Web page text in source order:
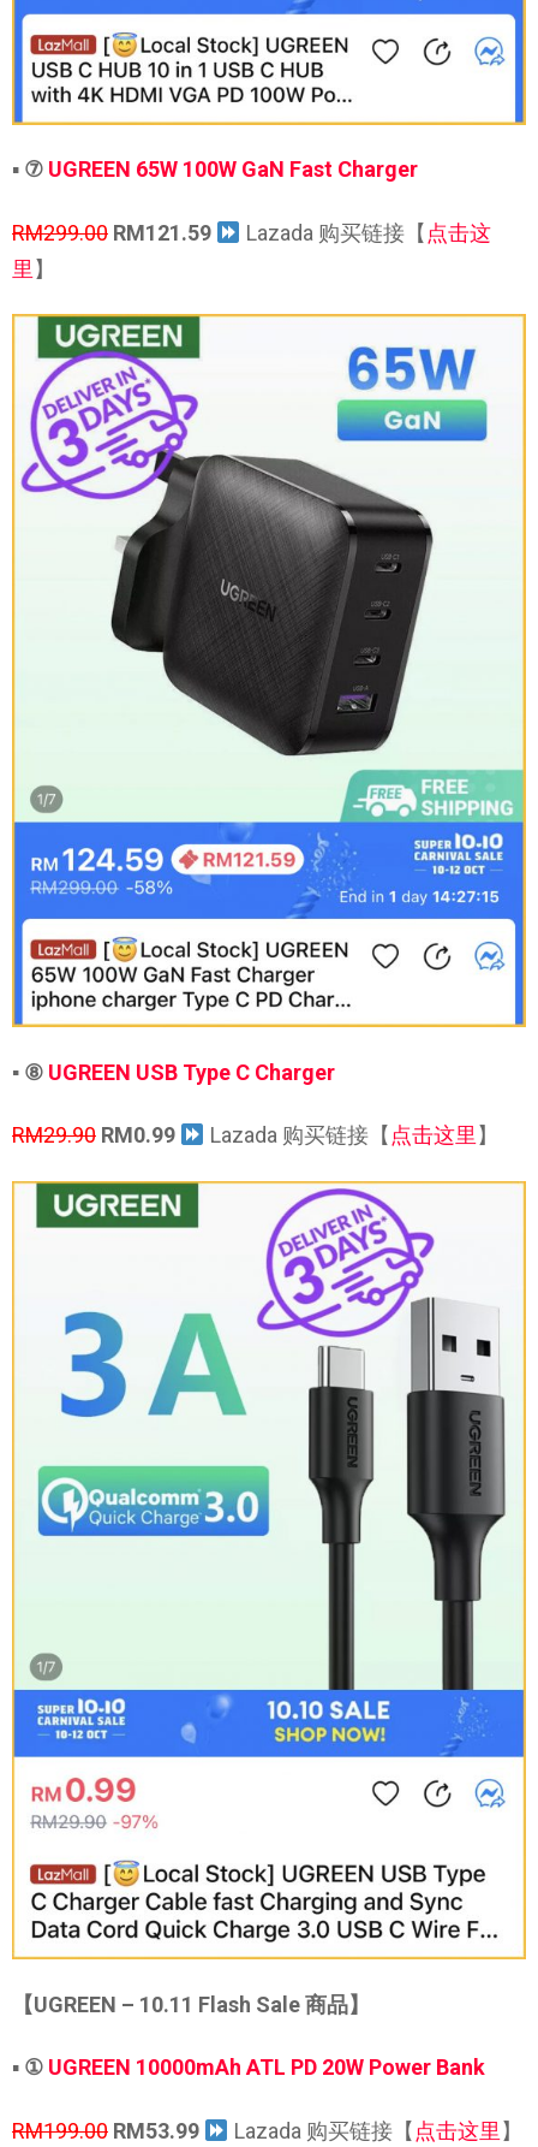
▪ ⑦ UGREEN 65W 100W GaN Fast Charger
RM299.00 RM121.59 Lazada 购买链接【点击这
里】
▪ ⑧ UGREEN USB Type C Charger
RM29.90 RM0.99 Lazada 购买链接【 点击这里 】
【UGREEN – 10.11 Flash Sale 商品】
▪ ① UGREEN 10000mAh ATL PD 20W Power Bank
RM199.00 RM53.99 Lazada 购买链接【点击这里】